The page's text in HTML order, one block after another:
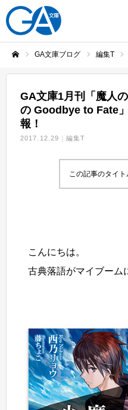
GA文庫ブログ 編集T
GA文庫1月刊「魔人
の Goodbye to Fate
報！
2017.12.29 編集T
この記事のタイ
こんにちは。
古典落語がマイブーム